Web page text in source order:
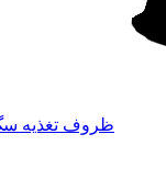
ظروف تغذیه